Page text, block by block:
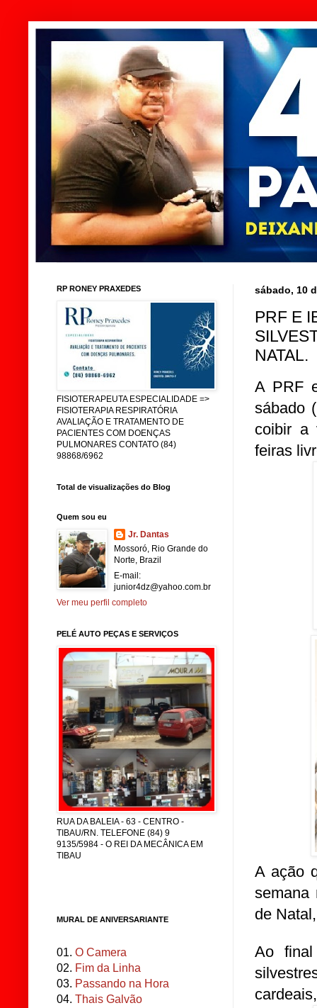
sábado, 10
PRF E
NATAL.
A PRF
sábado
coibir a
feiras
A ação
semana
de
Ao final
RP RONEY PRAXEDES
FISIOTERAPEUTA ESPECIALIDADE =>
FISIOTERAPIA RESPIRATÓRIA
AVALIAÇÃO E TRATAMENTO DE
PACIENTES COM DOENÇAS
PULMONARES CONTATO (84)
98868/6962
Total de visualizações do Blog
Quem sou eu
Jr. Dantas
Mossoró, Rio Grande do
Norte, Brazil
E-mail:
junior4dz@yahoo.com.br
Ver meu perfil completo
PELÉ AUTO PEÇAS E SERVIÇOS
RUA DA BALEIA - 63 - CENTRO -
TIBAU/RN. TELEFONE (84) 9
9135/5984 - O REI DA MECÂNICA EM
TIBAU
MURAL DE ANIVERSARIANTE
01. O Camera
02. Fim da Linha
03. Passando na Hora
04. Thais Galvão